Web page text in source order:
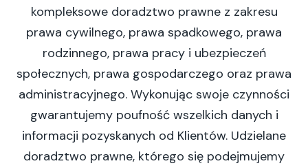
kompleksowe doradztwo prawne z zakresu
prawa cywilnego, prawa spadkowego, prawa
rodzinnego, prawa pracy i ubezpieczeń
społecznych, prawa gospodarczego oraz prawa
administracyjnego. Wykonując swoje czynności
gwarantujemy poufność wszelkich danych i
informacji pozyskanych od Klientów. Udzielane
doradztwo prawne, którego się podejmujemy